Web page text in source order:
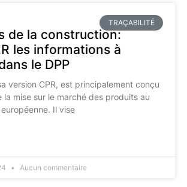
TRAÇABILITÉ
de la construction:
les informations à
le DPP
version CPR, est principalement conçu
la mise sur le marché des produits au
européenne. Il vise
Aucun commentaire